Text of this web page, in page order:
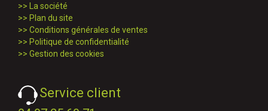
>>
La société
>> Plan du site
>> Conditions générales de ventes
>> Politique de confidentialité
>> Gestion des cookies
Service client